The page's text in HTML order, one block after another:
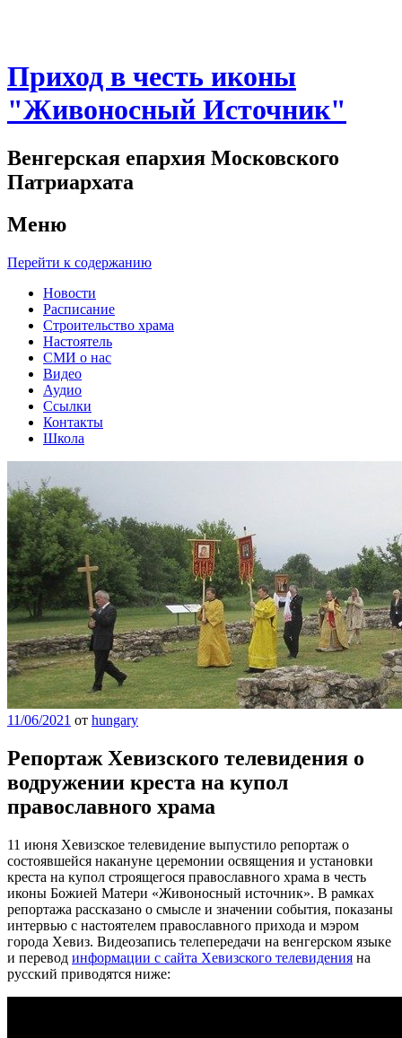
Приход в честь иконы
"Живоносный Источник"
Венгерская епархия Московского
Патриархата
Меню
Перейти к содержанию
Новости
Расписание
Строительство храма
Настоятель
СМИ о нас
Видео
Аудио
Ссылки
Контакты
Школа
11/06/2021 от hungary
Репортаж Хевизского телевидения о
водружении креста на купол
православного храма
11 июня Хевизское телевидение выпустило репортаж о
состоявшейся накануне церемонии освящения и установки
креста на купол строящегося православного храма в честь
иконы Божией Матери «Живоносный источник». В рамках
репортажа рассказано о смысле и значении события, показаны
интервью с настоятелем православного прихода и мэром
города Хевиз. Видеозапись телепередачи на венгерском языке
и перевод информации с сайта Хевизского телевидения на
русский приводятся ниже: